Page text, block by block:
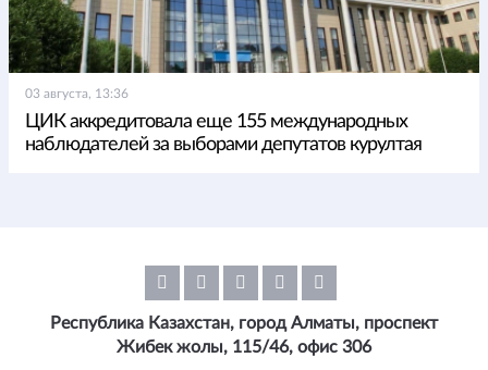
03 августа, 13:36
ЦИК аккредитовала еще 155 международных
наблюдателей за выборами депутатов курултая
Республика Казахстан, город Алматы, проспект
Жибек жолы, 115/46, офис 306